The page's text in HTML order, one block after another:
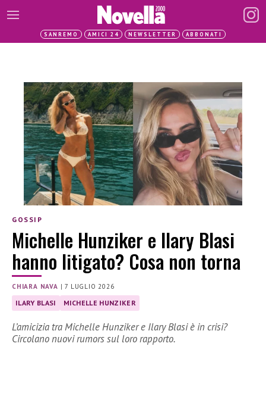
SANREMO AMICI 24 NEWSLETTER ABBONATI
GOSSIP
Michelle Hunziker e Ilary Blasi
hanno litigato? Cosa non torna
CHIARA NAVA |7 LUGLIO 2026
ILARY BLASI MICHELLE HUNZIKER
L’amicizia tra Michelle Hunziker e Ilary Blasi è in crisi?
Circolano nuovi rumors sul loro rapporto.